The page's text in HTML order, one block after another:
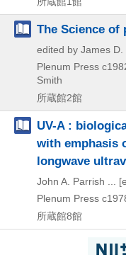
The Science of
edited by James
Plenum Press
Smith
所蔵館2館
UV-A :
with emphasis
longwave
John A. Parrish ...
Plenum Press
所蔵館8館